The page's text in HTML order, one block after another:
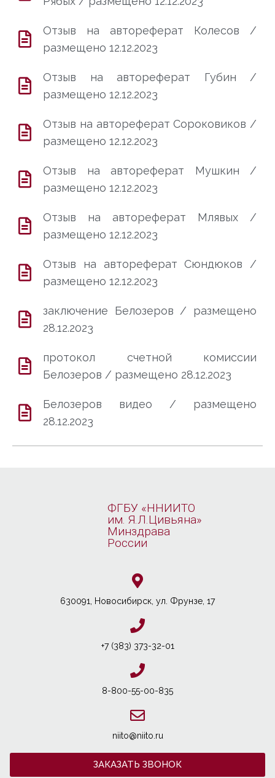
Отзыв на автореферат Колесов /
размещено 12.12.2023
Отзыв на автореферат Губин /
размещено 12.12.2023
Отзыв на автореферат Сороковиков /
размещено 12.12.2023
Отзыв на автореферат Мушкин /
размещено 12.12.2023
Отзыв на автореферат Млявых /
размещено 12.12.2023
Отзыв на автореферат Сюндюков /
размещено 12.12.2023
заключение Белозеров / размещено
28.12.2023
протокол счетной комиссии
Белозеров / размещено 28.12.2023
Белозеров видео / размещено
28.12.2023
ФГБУ «ННИИТО
им. Я.Л.Цивьяна»
Минздрава
России
630091, Новосибирcк, ул. Фрунзе, 17
+7 (383) 373-32-01
8-800-55-00-835
niito@niito.ru
ЗАКАЗАТЬ ЗВОНОК